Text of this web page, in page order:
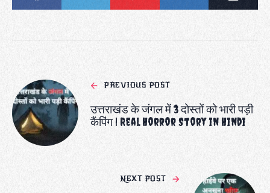
PREVIOUS POST
उत्तराखंड के जंगल में 3 दोस्तों को भारी पड़ी
कैंपिंग | Real Horror Story in Hindi
NEXT POST